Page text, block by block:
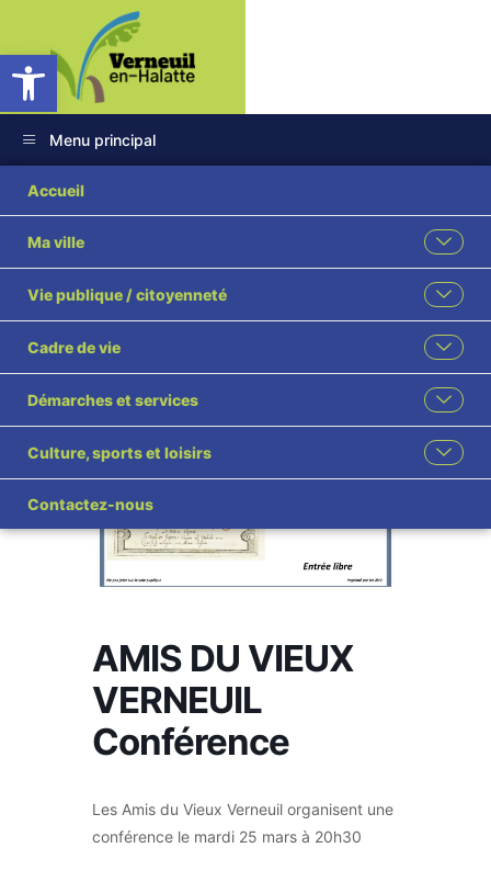
Ouvrir la barre d’outils
Menu principal
Accueil
Ma ville
Vie publique / citoyenneté
Cadre de vie
Démarches et services
Culture, sports et loisirs
Contactez-nous
AMIS DU VIEUX
VERNEUIL
Conférence
Les Amis du Vieux Verneuil organisent une
conférence le mardi 25 mars à 20h30